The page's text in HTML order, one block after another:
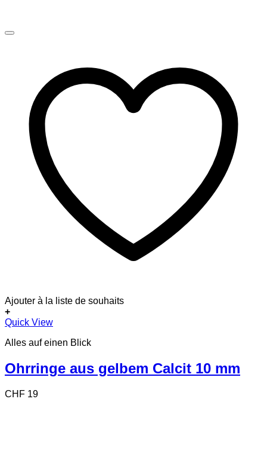
Ajouter à la liste de souhaits
+
Quick View
Alles auf einen Blick
Ohrringe aus gelbem Calcit 10 mm
CHF 19